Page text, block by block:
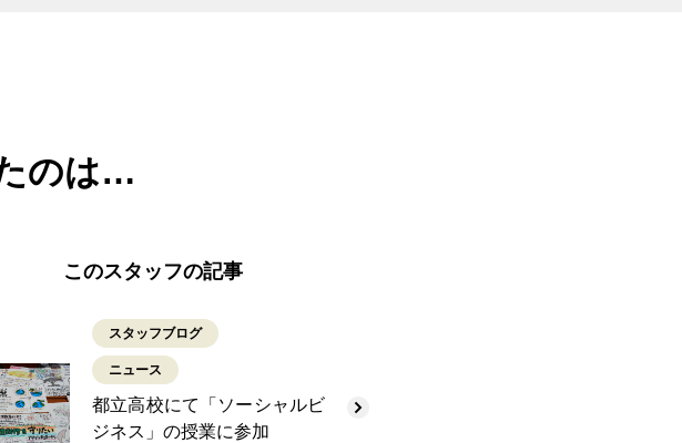
のは…
このスタッフの記事
スタッフブログ
ニュース
都立高校にて「ソーシャルビ
ジネス」の授業に参加